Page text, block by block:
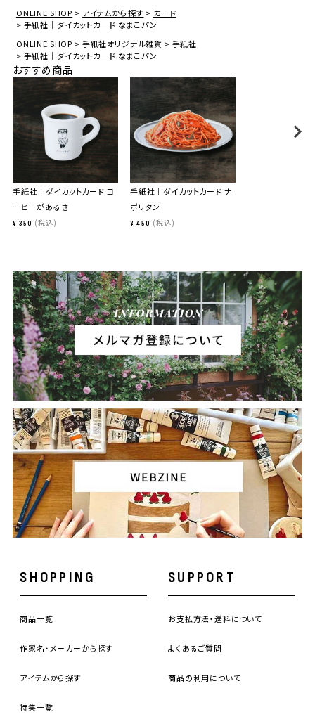
ONLINE SHOP
アイテムから探す
カード
手紙社｜ダイカットカード なまこパン
ONLINE SHOP
手紙社オリジナル雑貨
手紙社
手紙社｜ダイカットカード なまこパン
おすすめ商品
手紙社｜ダイカットカード コ
ーヒーがあるさ
¥ 350 税込
手紙社｜ダイカットカード ナ
ポリタン
¥ 450 税込
SHOPPING
商品一覧
作家名・メーカーから探す
アイテムから探す
特集一覧
SUPPORT
お支払方法・送料について
よくあるご質問
商品の利用について